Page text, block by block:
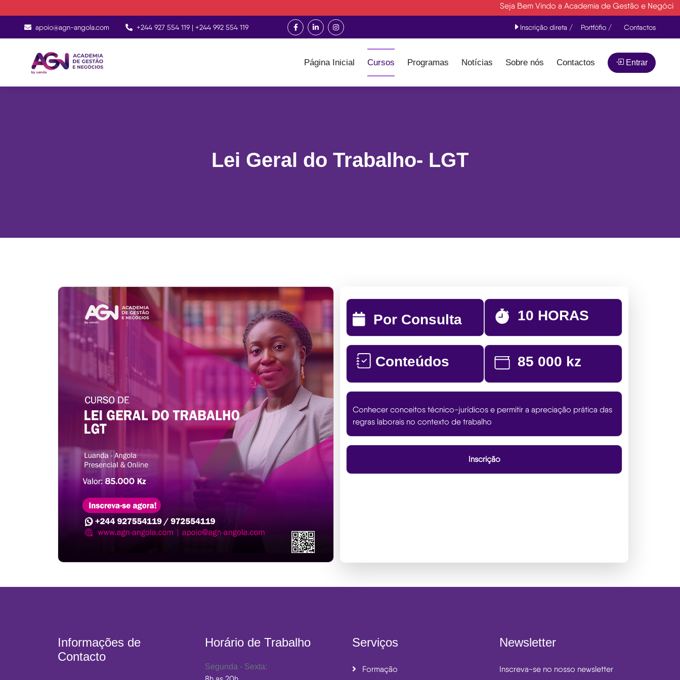
Seja Bem Vindo a Academia de Gestão e Negócios-
apoio@agn-angola.com +244 927 554 119 | +244 992 554 119 Inscrição direta / Portfófio / Contactos
Página Inicial Cursos Programas Notícias Sobre nós Contactos Entrar
Lei Geral do Trabalho- LGT
Por Consulta 10 HORAS
Conteúdos 85 000 kz
Conhecer conceitos técnico-jurídicos e permitir a apreciação prática das
regras laborais no contexto de trabalho
Inscrição
Informações de
Contacto
Horário de Trabalho
Segunda - Sexta:
Serviços
Formação
Newsletter
Inscreva-se no nosso newsletter